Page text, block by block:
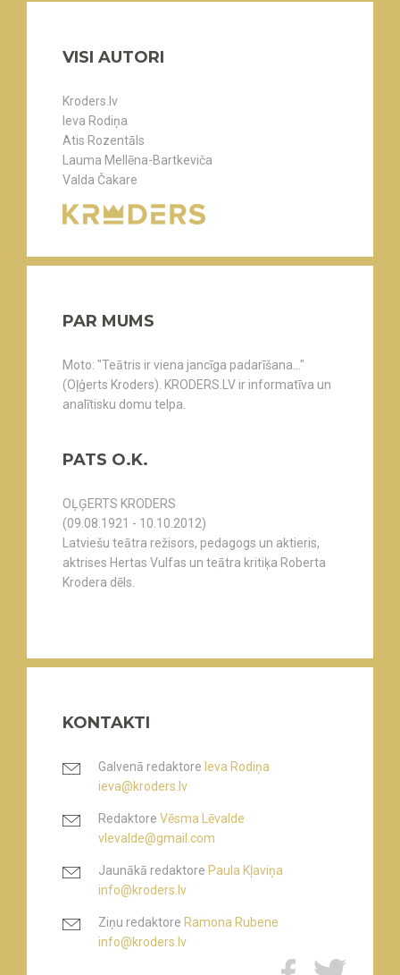
VISI AUTORI
Kroders.lv
Ieva Rodiņa
Atis Rozentāls
Lauma Mellēna-Bartkeviča
Valda Čakare
PAR MUMS
Moto: "Teātris ir viena jancīga padarīšana..."
(Oļģerts Kroders). KRODERS.LV ir informatīva un
analītisku domu telpa.
PATS O.K.
OĻĢERTS KRODERS
(09.08.1921 - 10.10.2012)
Latviešu teātra režisors, pedagogs un aktieris,
aktrises Hertas Vulfas un teātra kritiķa Roberta
Krodera dēls.
KONTAKTI
Galvenā redaktore Ieva Rodiņa
ieva@kroders.lv
Redaktore Vēsma Lēvalde
vlevalde@gmail.com
Jaunākā redaktore Paula Kļaviņa
info@kroders.lv
Ziņu redaktore Ramona Rubene
info@kroders.lv